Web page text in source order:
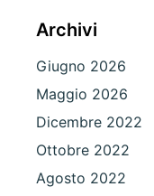
Archivi
Giugno 2026
Maggio 2026
Dicembre 2022
Ottobre 2022
Agosto 2022